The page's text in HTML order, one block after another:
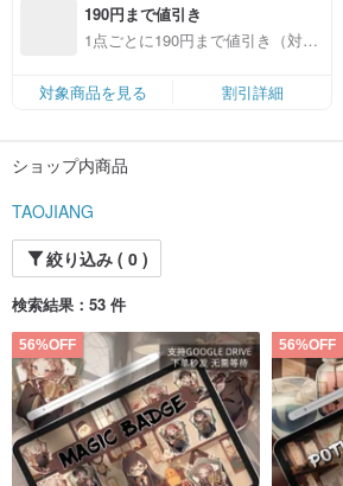
190円まで値引き
1点ごとに190円まで値引き（対象
対象商品を見る
割引詳細
ショップ内商品
TAOJIANG
絞り込み ( 0 )
検索結果：53 件
56%OFF 56%OFF